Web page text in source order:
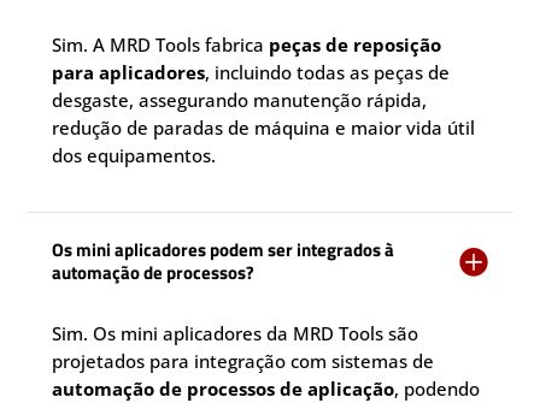
Sim. A MRD Tools fabrica peças de reposição
para aplicadores, incluindo todas as peças de
desgaste, assegurando manutenção rápida,
redução de paradas de máquina e maior vida útil
dos equipamentos.
Os mini aplicadores podem ser integrados à
automação de processos?

Sim. Os mini aplicadores da MRD Tools são
projetados para integração com sistemas de
automação de processos de aplicação, podendo